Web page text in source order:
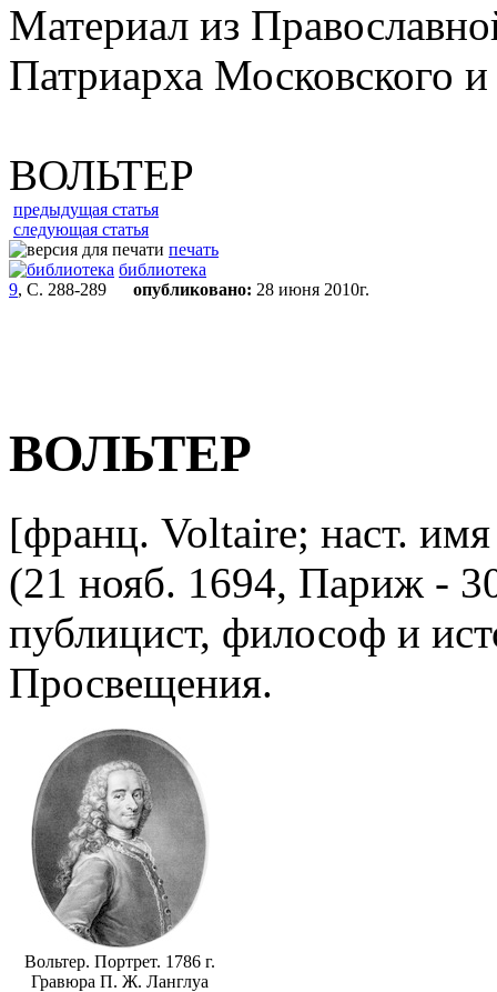
Материал из
Патриарха Московского
ВОЛЬТЕР
предыдущая статья
следующая статья
печать
библиотека
9, С. 288-289 опубликовано: 28 июня 2010г.
ВОЛЬТЕР
[франц. Voltaire; наст.
(21 нояб. 1694, Париж -
публицист, философ и
Просвещения.
Вольтер. Портрет. 1786 г.
Гравюра П. Ж. Ланглуа